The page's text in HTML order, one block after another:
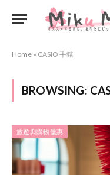
Home » CASIO 手錶
BROWSING:
旅遊與購物優惠